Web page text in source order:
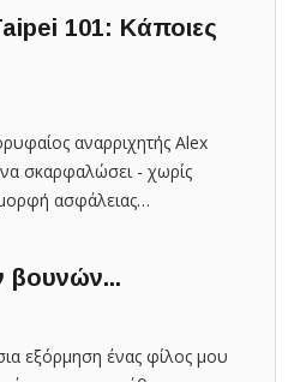
101: Κάποιες
αναρριχητής Alex
σκαρφαλώσει - χωρίς
μορφή ασφάλειας…
βουνών...
εξόρμηση ένας φίλος μου